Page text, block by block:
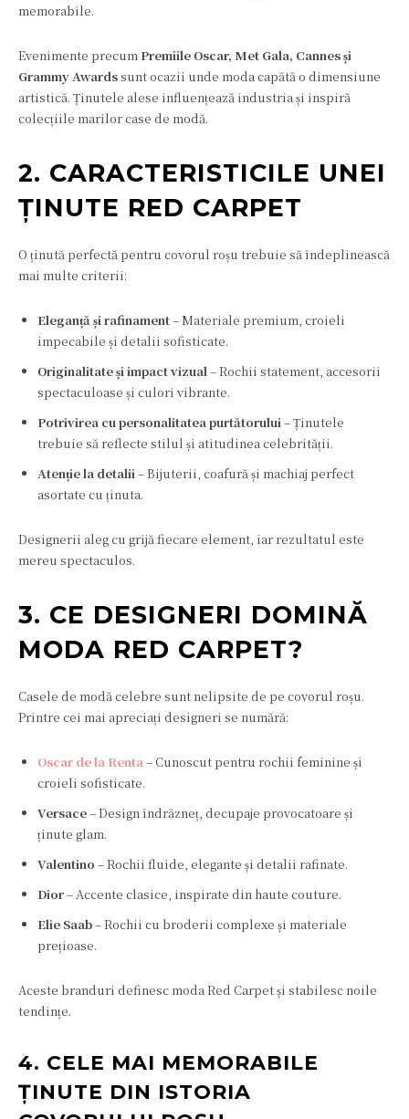
memorabile.
Evenimente precum Premiile Oscar, Met Gala, Cannes și
Grammy Awards sunt ocazii unde moda capătă o dimensiune
artistică. Ținutele alese influențează industria și inspiră
colecțiile marilor case de modă.
2. CARACTERISTICILE UNEI
ȚINUTE RED CARPET
O ținută perfectă pentru covorul roșu trebuie să îndeplinească
mai multe criterii:
Eleganță și rafinament– Materiale premium, croieli
impecabile și detalii sofisticate.
Originalitate și impact vizual – Rochii statement, accesorii
spectaculoase și culori vibrante.
Potrivirea cu personalitatea purtătorului – Ținutele
trebuie să reflecte stilul și atitudinea celebrității.
Atenție la detalii – Bijuterii, coafură și machiaj perfect
asortate cu ținuta.
Designerii aleg cu grijă fiecare element, iar rezultatul este
mereu spectaculos.
3. CE DESIGNERI DOMINĂ
MODA RED CARPET?
Casele de modă celebre sunt nelipsite de pe covorul roșu.
Printre cei mai apreciați designeri se numără:
Oscar de la Renta – Cunoscut pentru rochii feminine și
croieli sofisticate.
Versace– Design îndrăzneț, decupaje provocatoare și
ținute glam.
Valentino – Rochii fluide, elegante și detalii rafinate.
Dior– Accente clasice, inspirate din haute couture.
Elie Saab– Rochii cu broderii complexe și materiale
prețioase.
Aceste branduri definesc moda Red Carpet și stabilesc noile
tendințe.
4. CELE MAI MEMORABILE
ȚINUTE DIN ISTORIA